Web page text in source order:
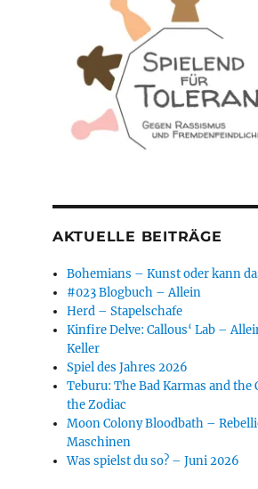
AKTUELLE BEITRÄGE
Bohemians – Kunst oder kann
#023 Blogbuch – Allein
Herd – Stapelschafe
Kinfire Delve: Callous‘ Lab –
Keller
Spiel des Jahres 2026
Teburu: The Bad Karmas and the
the Zodiac
Moon Colony Bloodbath –
Maschinen
Was spielst du so? – Juni 2026